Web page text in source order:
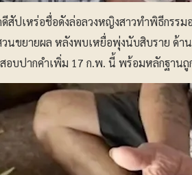
สัปเหร่อชื่อดังล่อลวงหญิงสาวทำพิธีกรรม
นขยายผล หลังพบเหยื่อพุ่งนับสิบราย ด้า
อบปากคำเพิ่ม 17 ก.พ. นี้ พร้อมหลักฐานถู